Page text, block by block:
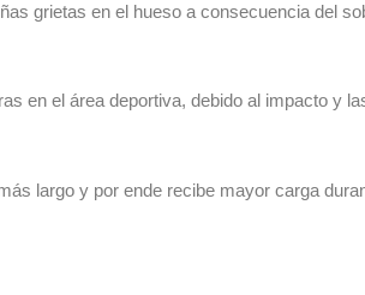
grietas en el hueso a consecuencia del
en el área deportiva, debido al impacto y
largo y por ende recibe mayor carga